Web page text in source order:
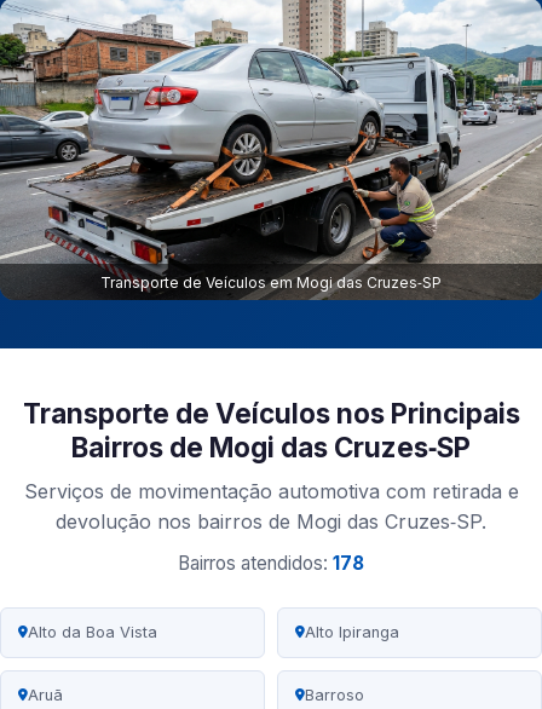
Transporte de Veículos em Mogi das Cruzes‑SP
Transporte de Veículos nos Principais
Bairros de Mogi das Cruzes‑SP
Serviços de movimentação automotiva com retirada e
devolução nos bairros de Mogi das Cruzes‑SP.
Bairros atendidos: 178
Alto da Boa Vista Alto Ipiranga
Aruã Barroso